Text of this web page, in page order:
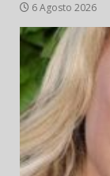
6 Agosto 2026